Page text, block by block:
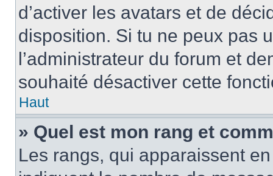
d’activer les avatars et de
disposition. Si tu ne peux pas
l’administrateur du forum et
souhaité désactiver cette
Haut
» Quel est mon rang et
Les rangs, qui apparaissent